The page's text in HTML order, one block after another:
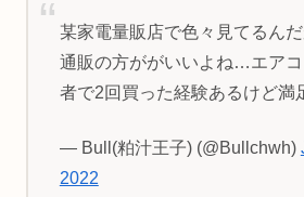
某家電量販店で色々見てるん
通販の方ががいいよね…エア
者で2回買った経験あるけど満
— Bull(粕汁王子) (@Bullchwh)
2022